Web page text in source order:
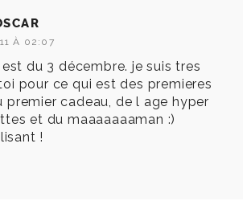
À 02:07
du 3 décembre. je suis tres
pour ce qui est des premieres
premier cadeau, de l age hyper
et du maaaaaaaman :)
!